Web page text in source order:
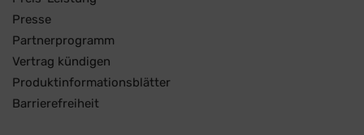
Presse
Partnerprogramm
Vertrag kündigen
Produktinformationsblätter
Barrierefreiheit